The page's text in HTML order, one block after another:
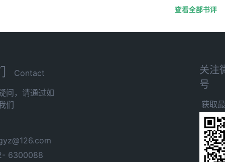
查看全部书评
Contact
问，请通过如
们
6300088
关注
号
获取